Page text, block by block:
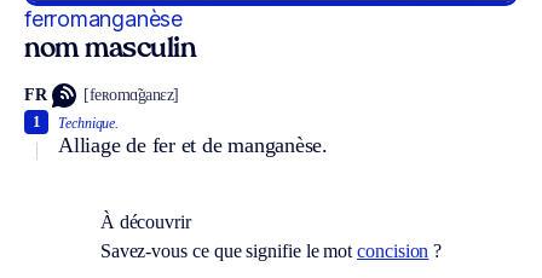
ferromanganèse
nom masculin
FR [feʀomɑ̃ganɛz]
Technique.
Alliage de fer et de manganèse.
1
À découvrir
Savez-vous ce que signifie le motconcision ?